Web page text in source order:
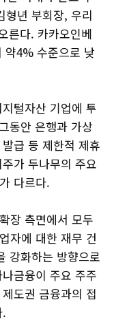
형년 부회장, 우리
른다. 카카오인베
약4% 수준으로 낮
털자산 기업에 투
동안 은행과 가상
급 등 제한적 제휴
가 두나무의 주요
다르다.
장 측면에서 모두
자에 대한 재무 건
강화하는 방향으로
금융이 주요 주주
도권 금융과의 접